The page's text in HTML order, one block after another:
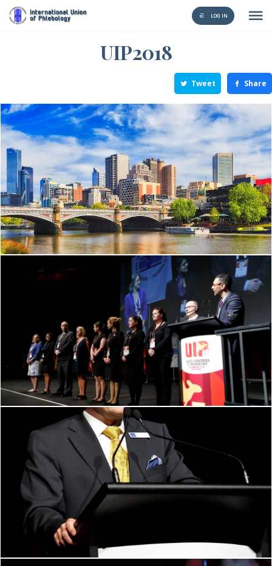
LOG IN
UIP2018
Share
Tweet